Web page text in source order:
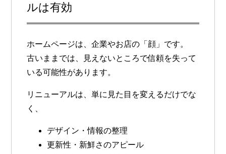
ルは有効
ホームページは、企業やお店の「顔」です。
古いままでは、見えないところで信頼を失って
いる可能性があります。
リニューアルは、単に見た目を変えるだけでな
く、
デザイン・情報の整理
更新性・新鮮さのアピール